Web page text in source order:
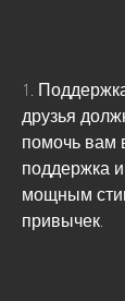
1.
друзья
помочь вам
поддержка
мощным
привычек.